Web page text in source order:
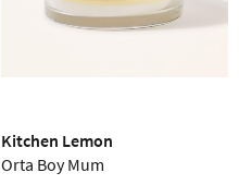
Kitchen Lemon
Orta Boy Mum